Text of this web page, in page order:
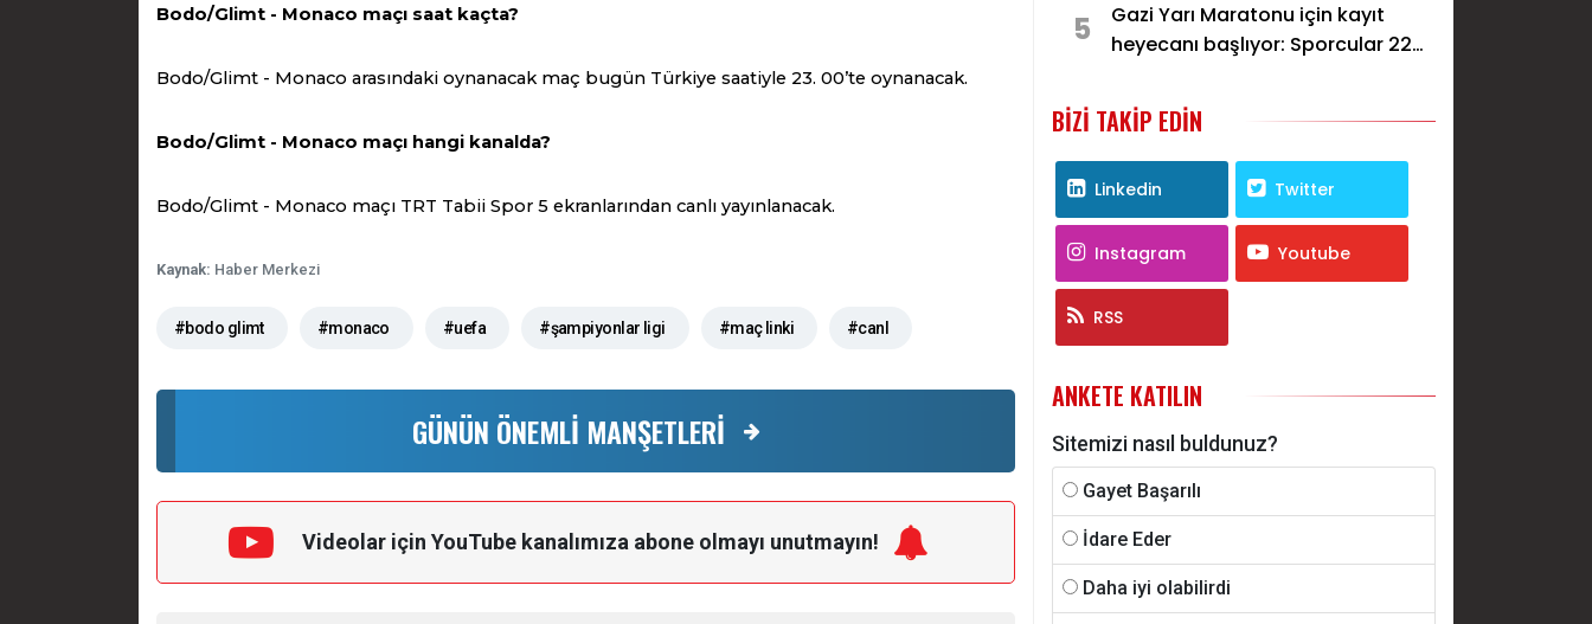
Bodo/Glimt - Monaco maçı saat kaçta?
Bodo/Glimt - Monaco arasındaki oynanacak maç bugün Türkiye saatiyle 23. 00’te oynanacak.
Bodo/Glimt - Monaco maçı hangi kanalda?
Bodo/Glimt - Monaco maçı TRT Tabii Spor 5 ekranlarından canlı yayınlanacak.
Kaynak: Haber Merkezi
#bodo glimt #monaco #uefa #şampiyonlar ligi #maç linki #canl
GÜNÜN ÖNEMLİ MANŞETLERİ
Videolar için YouTube kanalımıza abone olmayı unutmayın!
5
Gazi Yarı Maratonu için kayıt
heyecanı başlıyor: Sporcular 22
BIZI TAKIP EDIN
Linkedin Twitter
Instagram Youtube
RSS
ANKETE KATILIN
Sitemizi nasıl buldunuz?
Gayet Başarılı
İdare Eder
Daha iyi olabilirdi